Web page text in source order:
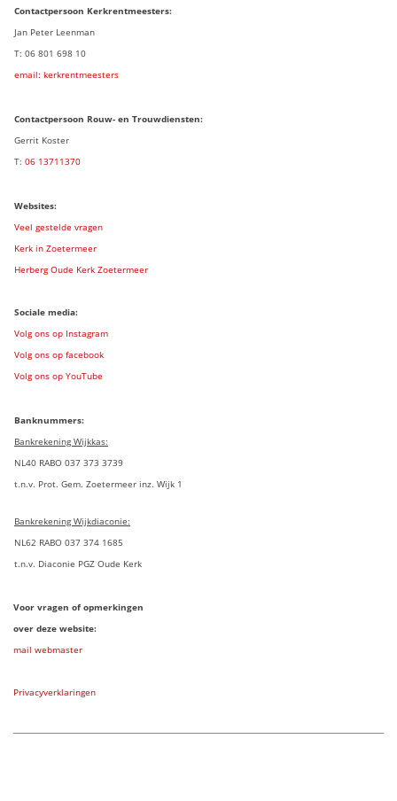
Contactpersoon Kerkrentmeesters:
Jan Peter Leenman
T: 06 801 698 10
email: kerkrentmeesters
Contactpersoon Rouw- en Trouwdiensten:
Gerrit Koster
T: 06 13711370
Websites:
Veel gestelde vragen
Kerk in Zoetermeer
Herberg Oude Kerk Zoetermeer
Sociale media:
Volg ons op Instagram
Volg ons op facebook
Volg ons op YouTube
Banknummers:
Bankrekening Wijkkas:
NL40 RABO 037 373 3739
t.n.v. Prot. Gem. Zoetermeer inz. Wijk 1
Bankrekening Wijkdiaconie:
NL62 RABO 037 374 1685
t.n.v. Diaconie PGZ Oude Kerk
Voor vragen of opmerkingen
over deze website:
mail webmaster
Privacyverklaringen